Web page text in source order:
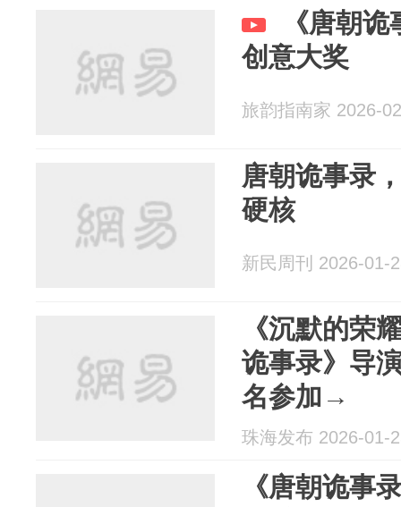
《唐朝
创意大奖
旅韵指南家 2026-
唐朝诡事录
硬核
新民周刊 2026-01-
《沉默的荣
诡事录》导
名参加→
珠海发布 2026-01-
《唐朝诡事